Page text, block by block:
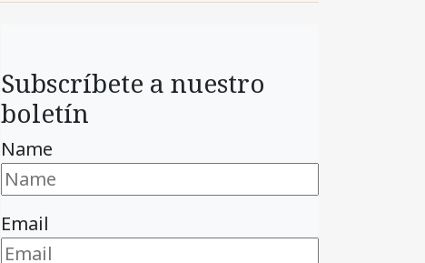
Subscríbete a nuestro
boletín
Name
Email